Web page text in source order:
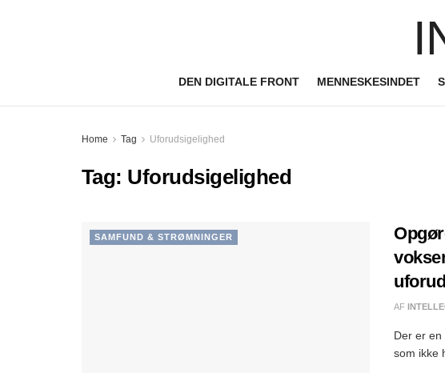
DEN DIGITALE FRONT MENNESKESINDET
Home Tag Uforudsigelighed
Tag: Uforudsigelighed
SAMFUND & STRØMNINGER
AF
Der er en
som ikke